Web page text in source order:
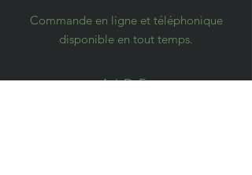
Commande en ligne et téléphonique
disponible en tout temps.
AIDE